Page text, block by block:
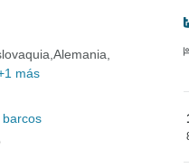
Alemania
más
barcos